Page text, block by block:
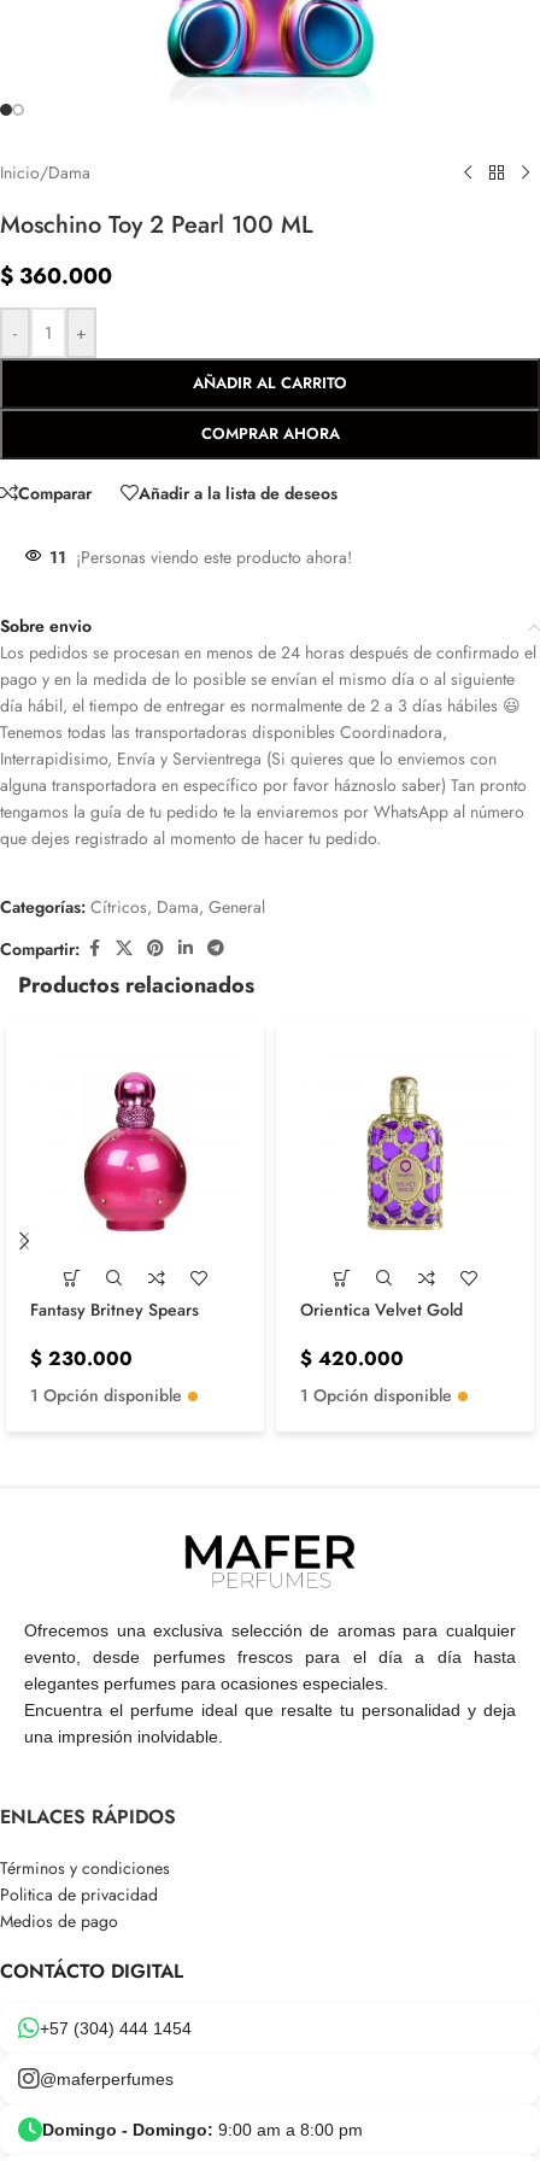
Inicio/Dama
Moschino Toy 2 Pearl 100 ML
$ 360.000
- +
AÑADIR AL CARRITO
COMPRAR AHORA
Comparar Añadir a la lista de deseos
11 ¡Personas viendo este producto ahora!
Sobre envio
Los pedidos se procesan en menos de 24 horas después de confirmado el
pago y en la medida de lo posible se envían el mismo día o al siguiente
día hábil, el tiempo de entregar es normalmente de 2 a 3 días hábiles 😃
Tenemos todas las transportadoras disponibles Coordinadora,
Interrapidisimo, Envía y Servientrega (Si quieres que lo enviemos con
alguna transportadora en específico por favor háznoslo saber) Tan pronto
tengamos la guía de tu pedido te la enviaremos por WhatsApp al número
que dejes registrado al momento de hacer tu pedido.
Categorías: Cítricos, Dama, General
Compartir:
Productos relacionados
Fantasy Britney Spears
$ 230.000
1 Opción disponible
Orientica Velvet Gold
$ 420.000
1 Opción disponible
Ofrecemos una exclusiva selección de aromas para cualquier
evento, desde perfumes frescos para el día a día hasta
elegantes perfumes para ocasiones especiales.
Encuentra el perfume ideal que resalte tu personalidad y deja
una impresión inolvidable.
ENLACES RÁPIDOS
Términos y condiciones
Politica de privacidad
Medios de pago
CONTÁCTO DIGITAL
+57 (304) 444 1454
@maferperfumes
Domingo - Domingo: 9:00 am a 8:00 pm